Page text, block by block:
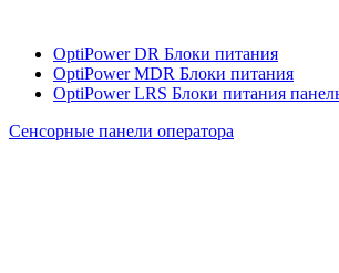
OptiPower DR Блоки питания
OptiPower MDR Блоки питания
OptiPower LRS Блоки питания
Сенсорные панели оператора